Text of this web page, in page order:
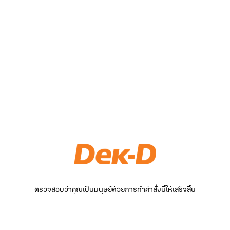
ตรวจสอบว่าคุณเป็นมนุษย์ด้วยการทำคำสั่งนี้ให้เสร็จสิ้น